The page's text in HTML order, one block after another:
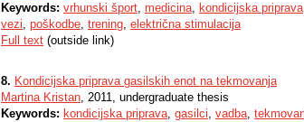
Keywords: vrhunski šport, medicina, kondicijska priprava
vezi, poškodbe, trening, električna stimulacija
Full text (outside link)
8. Kondicijska priprava gasilskih enot na tekmovanja
Martina Kristan, 2011, undergraduate thesis
Keywords: kondicijska priprava, gasilci, vadba,